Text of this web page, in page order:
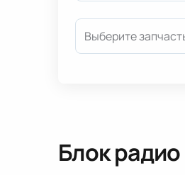
Выберите
Блок радио